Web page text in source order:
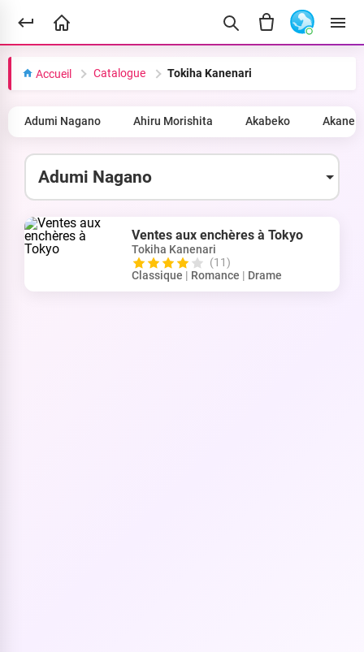
Accueil Catalogue Tokiha Kanenari
Adumi Nagano Ahiru Morishita Akabeko Akane
Ventes aux enchères à Tokyo
Tokiha Kanenari
(11)
Classique | Romance | Drame